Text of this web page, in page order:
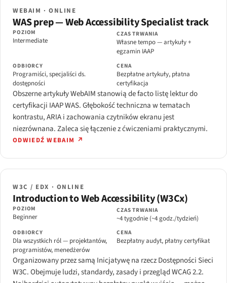
WEBAIM · ONLINE
WAS prep — Web Accessibility Specialist track
POZIOM
Intermediate
CZAS TRWANIA
Własne tempo — artykuły +
egzamin IAAP
ODBIORCY
Programiści, specjaliści ds.
dostępności
CENA
Bezpłatne artykuły, płatna
certyfikacja
Obszerne artykuły WebAIM stanowią de facto listę lektur do
certyfikacji IAAP WAS. Głębokość techniczna w tematach
kontrastu, ARIA i zachowania czytników ekranu jest
niezrównana. Zaleca się łączenie z ćwiczeniami praktycznymi.
ODWIEDŹ WEBAIM ↗
W3C / EDX · ONLINE
Introduction to Web Accessibility (W3Cx)
POZIOM
Beginner
CZAS TRWANIA
~4 tygodnie (~4 godz./tydzień)
ODBIORCY
Dla wszystkich ról — projektantów,
programistów, menedżerów
CENA
Bezpłatny audyt, płatny certyfikat
Organizowany przez samą Inicjatywę na rzecz Dostępności Sieci
W3C. Obejmuje ludzi, standardy, zasady i przegląd WCAG 2.2.